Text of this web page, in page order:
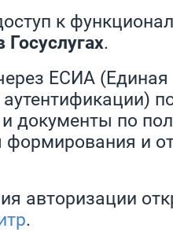
к
.
ЕСИА (Единая
документы по
и
авторизации
.